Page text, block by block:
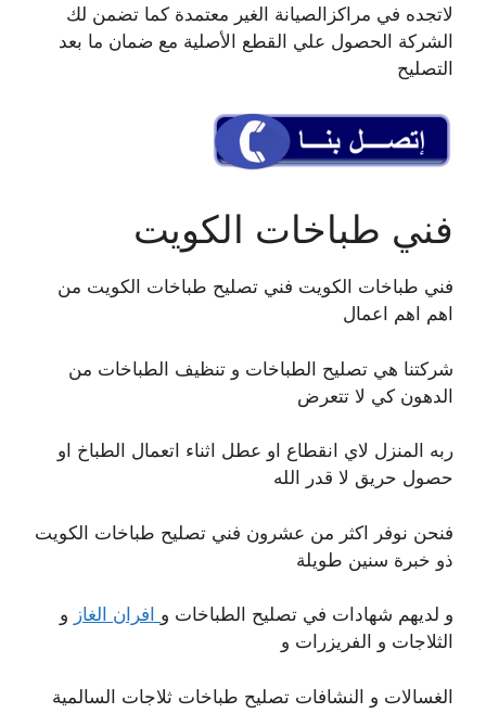
لاتجده في مراكزالصيانة الغير معتمدة كما تضمن لك
الشركة الحصول علي القطع الأصلية مع ضمان ما بعد
التصليح
فني طباخات الكويت
فني طباخات الكويت فني تصليح طباخات الكويت من
اهم اهم اعمال
شركتنا هي تصليح الطباخات و تنظيف الطباخات من
الدهون كي لا تتعرض
ربه المنزل لاي انقطاع او عطل اثناء اتعمال الطباخ او
حصول حريق لا قدر الله
فنحن نوفر اكثر من عشرون فني تصليح طباخات الكويت
ذو خبرة سنين طويلة
و لديهم شهادات في تصليح الطباخات و افران الغاز و
الثلاجات و الفريزرات و
الغسالات و النشافات تصليح طباخات ثلاجات السالمية